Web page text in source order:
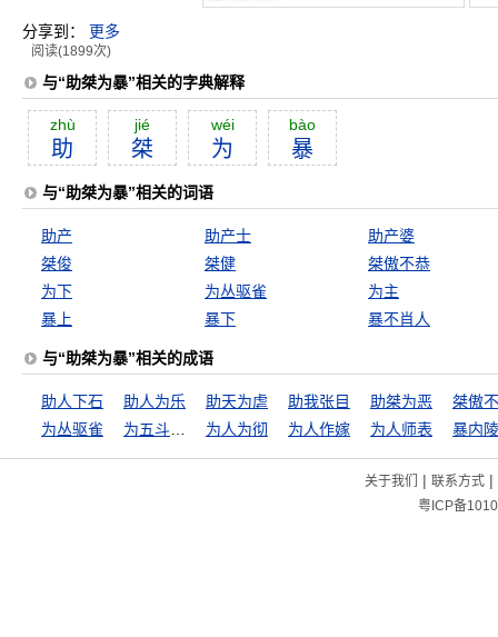
分享到： 更多
阅读(1899次)
与“助桀为暴”相关的字典解释
zhù
助
jié
桀
wéi
为
bào
暴
与“助桀为暴”相关的词语
助产 助产士
助产婆
桀俊
桀健
桀傲不恭
为下
为丛驱雀
为主
暴上
暴下 暴不肖人
与“助桀为暴”相关的成语
助人下石 助人为乐 助天为虐 助我张目 助桀为恶
桀傲
为丛驱雀
为人为彻 为人作嫁 为人师表 暴内
关于我们 | 联系方式|
粤ICP备